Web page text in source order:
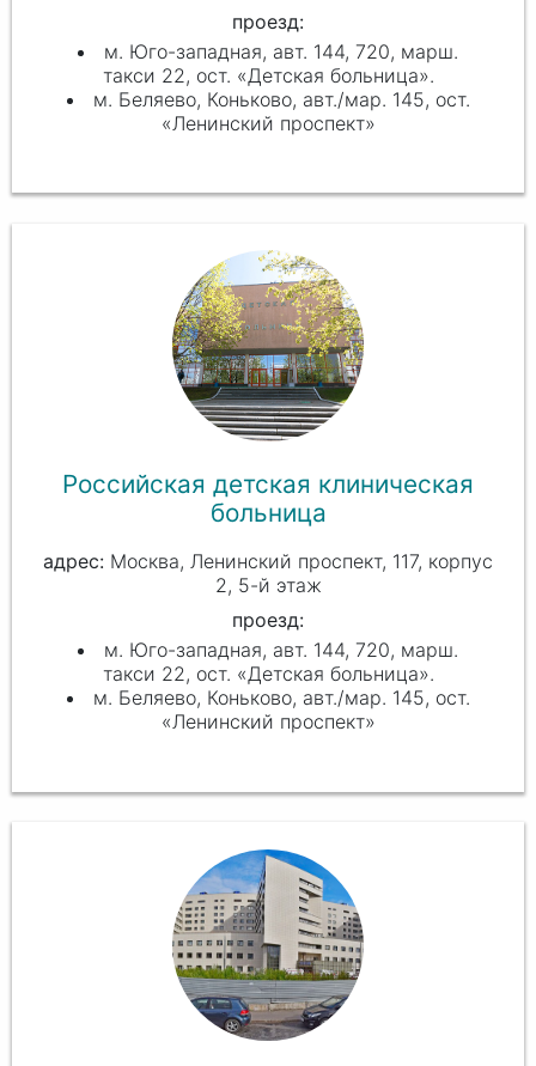
проезд:
м. Юго-западная, авт. 144, 720, марш.
такси 22, ост. «Детская больница».
м. Беляево, Коньково, авт./мар. 145, ост.
«Ленинский проспект»
Российская детская клиническая
больница
Москва, Ленинский проспект, 117, корпус
2, 5-й этаж
проезд:
м. Юго-западная, авт. 144, 720, марш.
такси 22, ост. «Детская больница».
м. Беляево, Коньково, авт./мар. 145, ост.
«Ленинский проспект»